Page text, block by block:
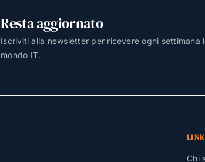
Resta aggiornato
Iscriviti alla newsletter per ricevere ogni settimana
mondo IT.
Chi